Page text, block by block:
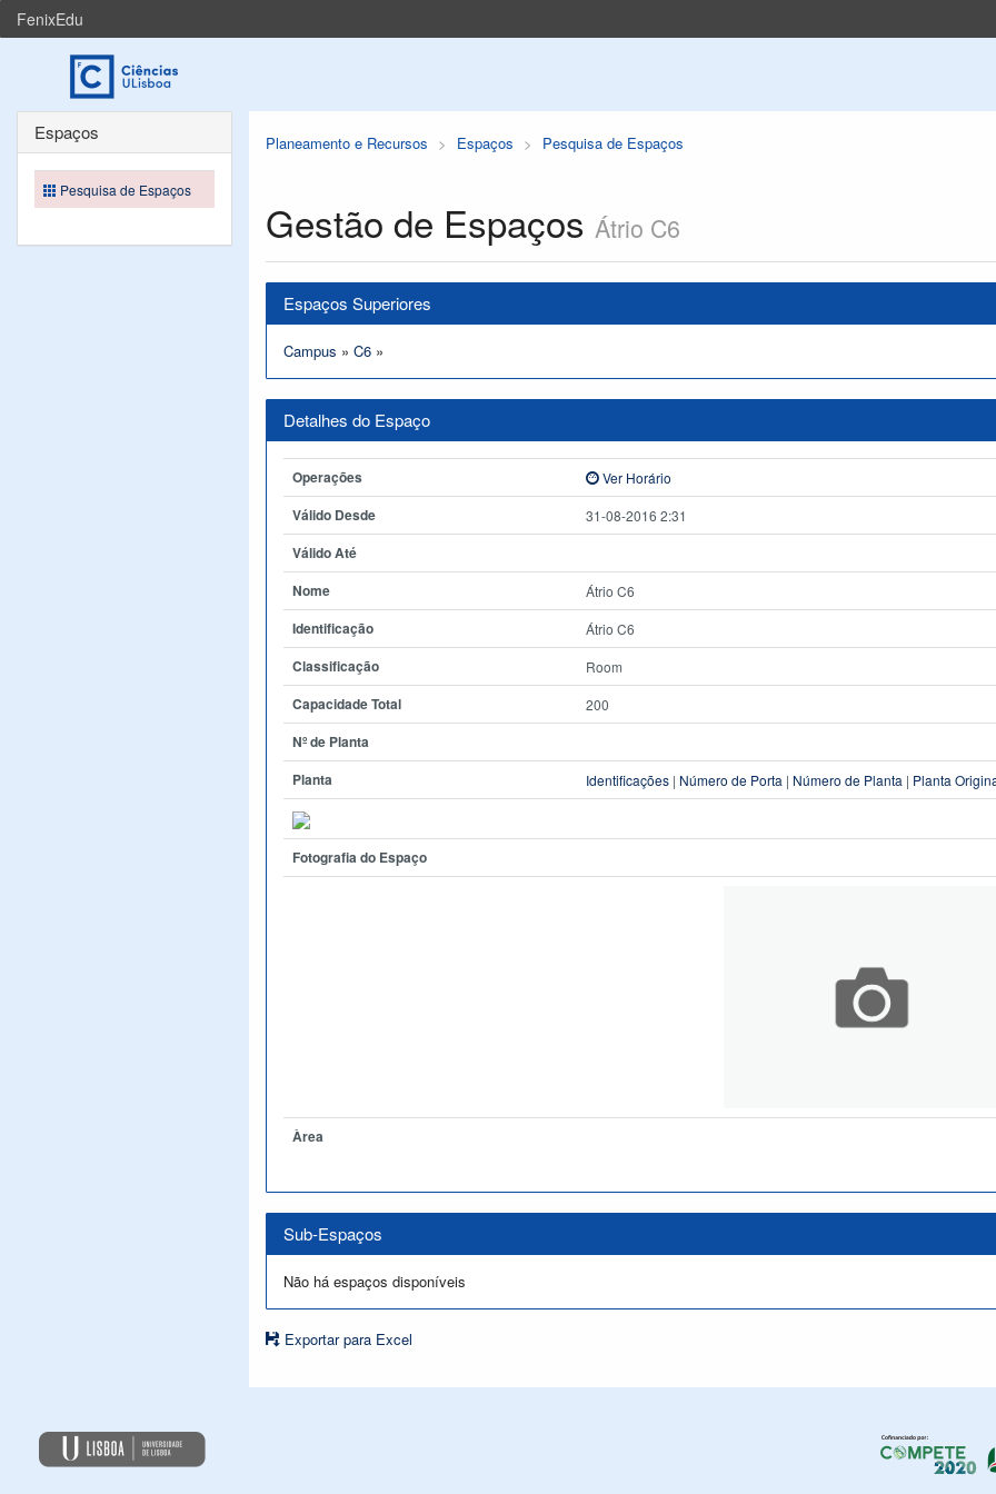
FenixEdu
Planeamento e Recursos Espaços Pesquisa de Espaços
Gestão de Espaços Átrio C6
Espaços Superiores
Campus » C6 »
Detalhes do Espaço
Operações Ver Horário
Válido Desde 31-08-2016 2:31
Válido Até
Nome
Átrio C6
Identificação Átrio C6
Classificação Room
Capacidade Total 200
Nº de Planta
Planta
Identificações | Número de Porta | Número de Planta | Planta
Fotografia do Espaço
Àrea
Sub-Espaços
Não há espaços disponíveis
Exportar para Excel
Espaços
Pesquisa de Espaços